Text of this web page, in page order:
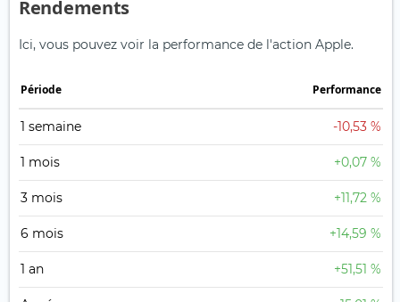
Rendements
Ici, vous pouvez voir la performance de l'action Apple.
Période Performance
1 semaine -10,53 %
1 mois +0,07 %
3 mois +11,72 %
6 mois +14,59 %
1 an +51,51 %